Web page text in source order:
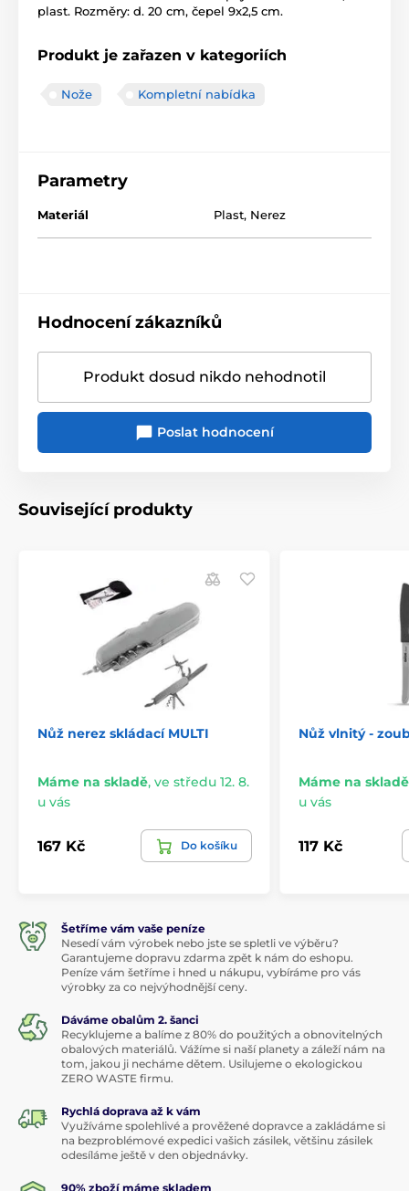
plast. Rozměry: d. 20 cm, čepel 9x2,5 cm.
Produkt je zařazen v kategoriích
Nože Kompletní nabídka
Parametry
Materiál Plast, Nerez
Hodnocení zákazníků
Produkt dosud nikdo nehodnotil
Poslat hodnocení
Související produkty
Nůž nerez skládací MULTI
Máme na skladě, ve středu 12. 8.
u vás
167 Kč Do košíku
Nůž vlnitý -
Máme na skladě
u vás
117 Kč
Šetříme vám vaše peníze
Nesedí vám výrobek nebo jste se spletli ve výběru?
Garantujeme dopravu zdarma zpět k nám do eshopu.
Peníze vám šetříme i hned u nákupu, vybíráme pro vás
výrobky za co nejvýhodnější ceny.
Dáváme obalům 2. šanci
Recyklujeme a balíme z 80% do použitých a obnovitelných
obalových materiálů. Vážíme si naší planety a záleží nám na
tom, jakou ji necháme dětem. Usilujeme o ekologickou
ZERO WASTE firmu.
Rychlá doprava až k vám
Využíváme spolehlivé a prověžené dopravce a zakládáme si
na bezproblémové expedici vašich zásilek, většinu zásilek
odesíláme ještě v den objednávky.
90% zboží máme skladem